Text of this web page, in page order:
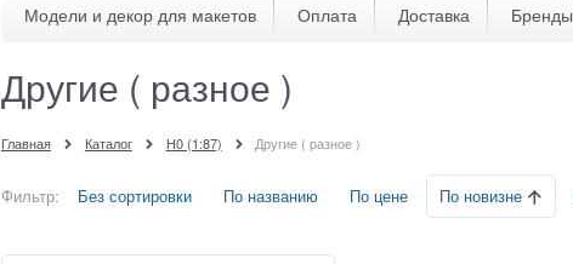
Модели и декор для макетов Оплата Доставка Бренды
Другие ( разное )
Главная Каталог H0 (1:87) Другие ( разное )
Фильтр: Без сортировки По названию По цене По новизне